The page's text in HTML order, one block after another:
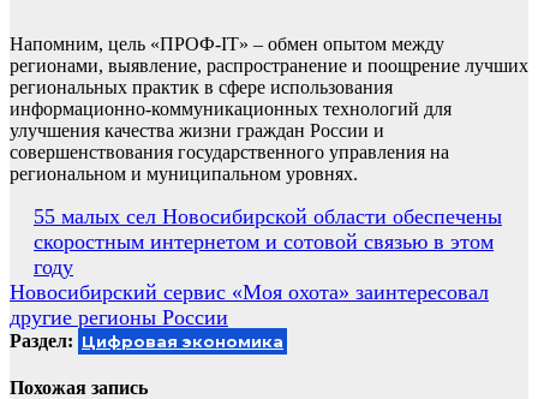
Напомним, цель «ПРОФ-IT» – обмен опытом между
регионами, выявление, распространение и поощрение лучших
региональных практик в сфере использования
информационно-коммуникационных технологий для
улучшения качества жизни граждан России и
совершенствования государственного управления на
региональном и муниципальном уровнях.
Навигация
по
записям
55 малых сел Новосибирской области обеспечены
скоростным интернетом и сотовой связью в этом
году
Новосибирский сервис «Моя охота» заинтересовал
другие регионы России
Раздел: Цифровая экономика
Похожая запись